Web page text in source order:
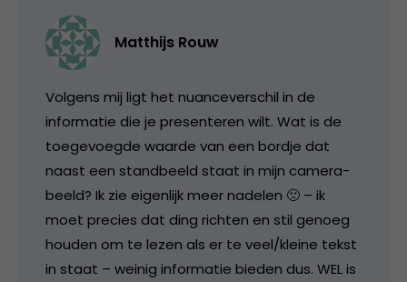
Matthijs Rouw
Volgens mij ligt het nuanceverschil in de
informatie die je presenteren wilt. Wat is de
toegevoegde waarde van een bordje dat
naast een standbeeld staat in mijn camera-
beeld? Ik zie eigenlijk meer nadelen 🙁 – ik
moet precies dat ding richten en stil genoeg
houden om te lezen als er te veel/kleine tekst
in staat – weinig informatie bieden dus. WEL is